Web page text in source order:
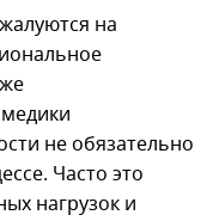
на
не обязательно
Часто это
нагрузок и